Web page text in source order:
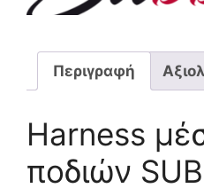
Περιγραφή
Harness
ποδιών